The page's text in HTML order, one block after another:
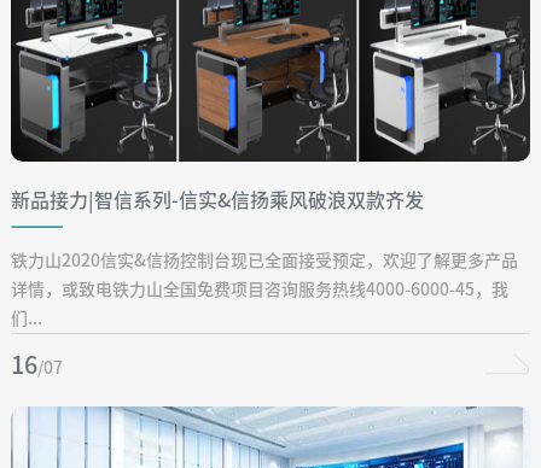
新品接力|智信系列-信实&信扬乘风破浪双款齐发
铁力山2020信实&信扬控制台现已全面接受预定，欢迎了解更多产品
详情，或致电铁力山全国免费项目咨询服务热线4000-6000-45，我
们...
16/07